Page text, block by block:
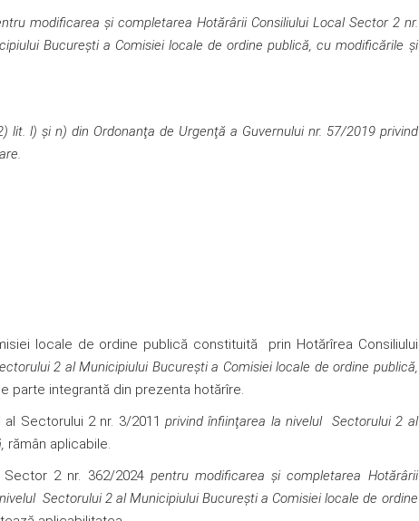
modificarea și completarea Hotărârii Consiliului Local Sector 2 nr.
Bucureşti a Comisiei locale de ordine publică, cu modificările și
lit. l) și n) din Ordonanţa de Urgenţă a Guvernului nr. 57/2019 privind
locale de ordine publică constituită prin Hotărîrea Consiliului
2 al Municipiului Bucureşti a Comisiei locale de ordine publică,
parte integrantă din prezenta hotărîre.
al Sectorului 2 nr. 3/2011privind înfiinţarea la nivelulSectorului 2 al
rămân aplicabile.
Sector 2 nr. 362/2024pentru modificarea și completarea Hotărârii
Sectorului 2 al Municipiului Bucureşti a Comisiei locale de ordine